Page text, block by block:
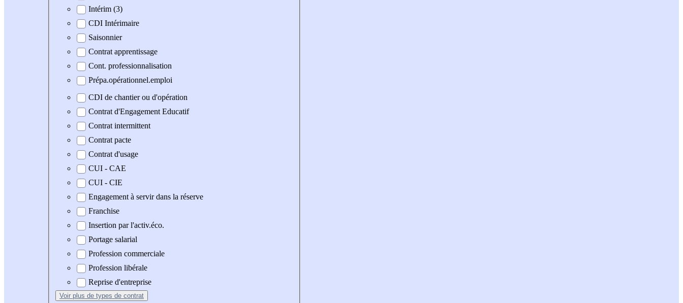
Intérim (3)
CDI Intérimaire
Saisonnier
Contrat apprentissage
Cont. professionnalisation
Prépa.opérationnel.emploi
CDI de chantier ou d'opération
Contrat d'Engagement Educatif
Contrat intermittent
Contrat pacte
Contrat d'usage
CUI - CAE
CUI - CIE
Engagement à servir dans la réserve
Franchise
Insertion par l'activ.éco.
Portage salarial
Profession commerciale
Profession libérale
Reprise d'entreprise
Voir plus de types de contrat